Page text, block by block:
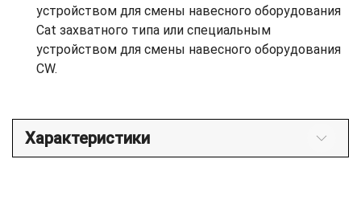
устройством для смены навесного оборудования
Cat захватного типа или специальным
устройством для смены навесного оборудования
CW.
Характеристики